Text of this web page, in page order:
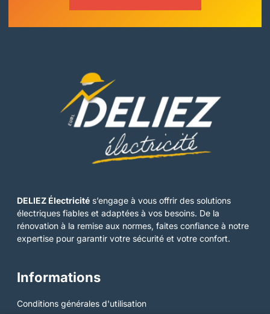
DELIEZ Électricité s’engage à vous offrir des solutions
électriques fiables et adaptées à vos besoins. De la
rénovation à la remise aux normes, faites confiance à notre
expertise pour garantir votre sécurité et votre confort.
Informations
Conditions générales d'utilisation